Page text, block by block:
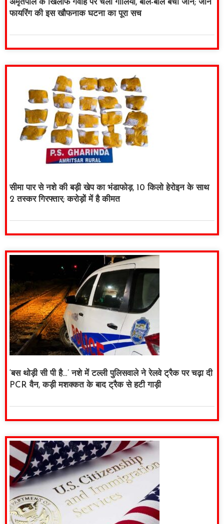
अमृतपाल के खिलाफ गवाह पर चली गोलियां, बाल-बाल बची जान; जानें
फायरिंग की इस खौफनाक घटना का पूरा सच
सीमा पार से नशे की बड़ी खेप का भंडाफोड़, 10 किलो हेरोइन के साथ
2 तस्कर गिरफ्तार; करोड़ों में है कीमत
‘बस थोड़ी सी पी है…’ नशे में टल्ली पुलिसवाले ने रेलवे ट्रैक पर चढ़ा दी
PCR वैन, कड़ी मशक्कत के बाद ट्रैक से हटी गाड़ी